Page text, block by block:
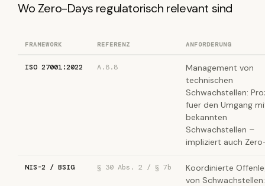
Wo Zero-Days regulatorisch relevant sind
FRAMEWORK REFERENZ ANFORDERUNG
ISO 27001:2022 A.8.8
Management von
technischen
Schwachstellen:
fuer den Umgang
bekannten
Schwachstellen –
impliziert auch
NIS-2 / BSIG § 30 Abs. 2 / § 7b
Koordinierte
von Schwachstellen: